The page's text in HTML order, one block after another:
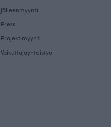
Jälleenmyynti
Press
Projektimyynti
Vaikuttajayhteistyö